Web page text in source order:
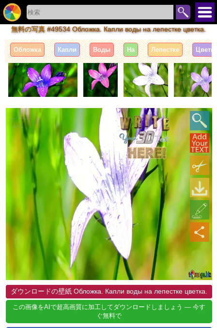
無料の写真 #49534 Обложка. Капли воды на лепестке цветка.
Обложка Капли Воды На Лепестке
ダウンロードの壁紙 Обложка. Капли воды на лепестке цветка.
この画像をAIで超高画質に加工してダウンロードしましょう — 今す
ぐ無料で